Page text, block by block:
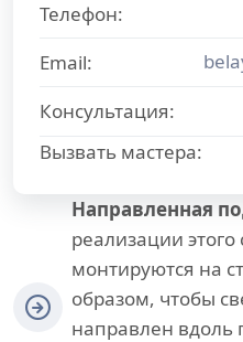
Телефон:
Email:
Консультация:
Вызвать мастера:
Направленная
реализации
монтируются на
образом, чтобы
направлен вдоль